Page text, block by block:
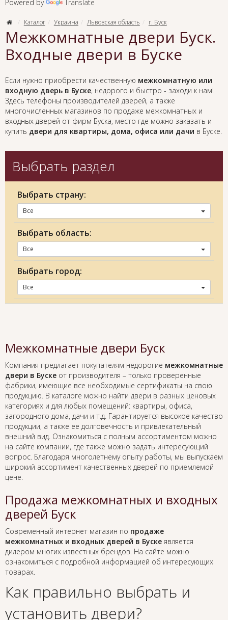
Powered by Translate
Каталог Украина Львовская область г. Буск
Межкомнатные двери Буск.
Входные двери в Буске
Если нужно приобрести качественную межкомнатную или
входную дверь в Буске, недорого и быстро - заходи к нам!
Здесь телефоны производителей дверей, а также
многочисленных магазинов по продаже межкомнатных и
входных дверей от фирм Буска, место где можно заказать и
купить двери для квартиры, дома, офиса или дачи в Буске.
Выбрать раздел
Выбрать страну:
Все
Выбрать область:
Все
Выбрать город:
Все
Межкомнатные двери Буск
Компания предлагает покупателям недорогие межкомнатные
двери в Буске от производителя – только проверенные
фабрики, имеющие все необходимые сертификаты на свою
продукцию. В каталоге можно найти двери в разных ценовых
категориях и для любых помещений: квартиры, офиса,
загородного дома, дачи и т.д. Гарантируется высокое качество
продукции, а также ее долговечность и привлекательный
внешний вид. Ознакомиться с полным ассортиментом можно
на сайте компании, где также можно задать интересующий
вопрос. Благодаря многолетнему опыту работы, мы выпускаем
широкий ассортимент качественных дверей по приемлемой
цене.
Продажа межкомнатных и входных
дверей Буск
Современный интернет магазин по продаже
межкомнатных и входных дверей в Буске является
дилером многих известных брендов. На сайте можно
ознакомиться с подробной информацией об интересующих
товарах.
Как правильно выбрать и
установить двери?